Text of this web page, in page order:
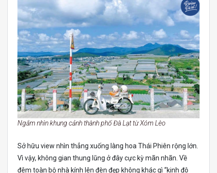
Ngắm nhìn khung cảnh thành phố Đà Lạt từ Xóm Lèo
Sở hữu view nhìn thẳng xuống làng hoa Thái Phiên rộng lớn.
Vì vậy, không gian thung lũng ở đây cực kỳ mãn nhãn. Về
đêm toàn bộ nhà kính lên đèn đẹp không khác gì “kinh đô